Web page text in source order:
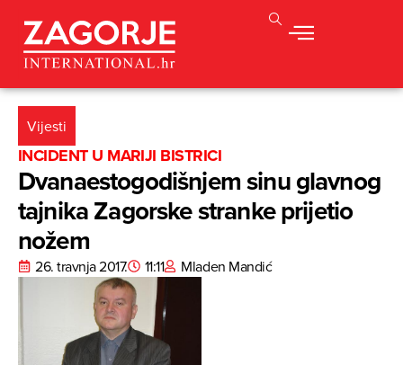
Vijesti
INCIDENT U MARIJI BISTRICI
Dvanaestogodišnjem sinu glavnog
tajnika Zagorske stranke prijetio
nožem
26. travnja 2017. 11:11 Mladen Mandić